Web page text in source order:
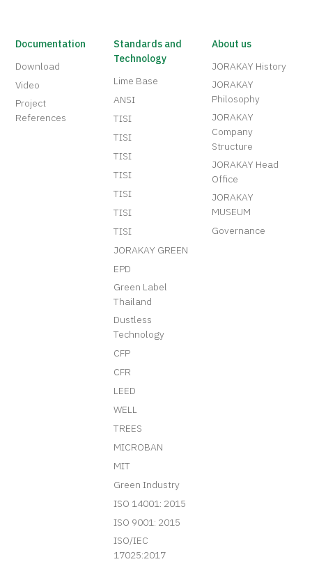
Documentation
Download
Video
Project
References
Standards and
Technology
Lime Base
ANSI
TISI
TISI
TISI
TISI
TISI
TISI
TISI
JORAKAY GREEN
EPD
Green Label
Thailand
Dustless
Technology
CFP
CFR
LEED
WELL
TREES
MICROBAN
MIT
Green Industry
ISO 14001: 2015
ISO 9001: 2015
ISO/IEC
17025:2017
About us
JORAKAY History
JORAKAY
Philosophy
JORAKAY
Company
Structure
JORAKAY Head
Office
JORAKAY
MUSEUM
Governance